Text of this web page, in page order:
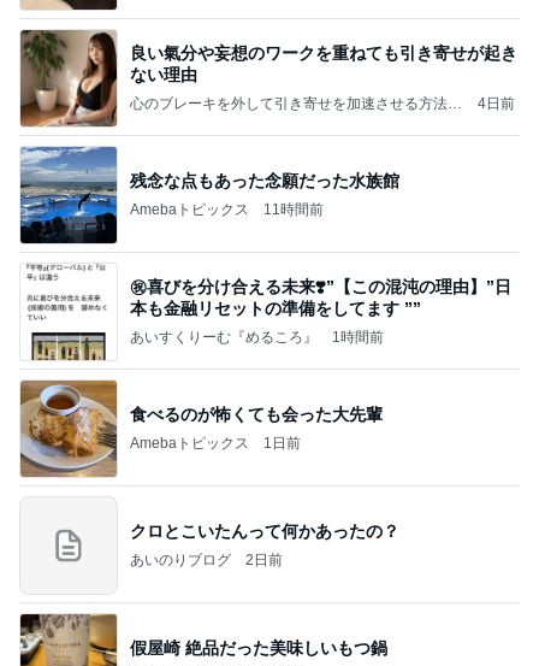
良い氣分や妄想のワークを重ねても引き寄せが起き
ない理由
心のブレーキを外して引き寄せを加速させる方法：
4日前
残念な点もあった念願だった水族館
Amebaトピックス 11時間前
㊗️喜びを分け合える未来❣️”【この混沌の理由】”⽇
本も⾦融リセットの準備をしてます ””
あいすくりーむ『めるころ』 1時間前
食べるのが怖くても会った大先輩
Amebaトピックス 1日前
クロとこいたんって何かあったの？
あいのりブログ 2日前
假屋崎 絶品だった美味しいもつ鍋